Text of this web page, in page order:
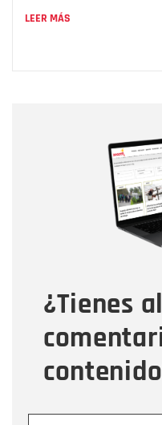
LEER MÁS
¿Tienes
Correo electrónico
Tipo de
Mensaje